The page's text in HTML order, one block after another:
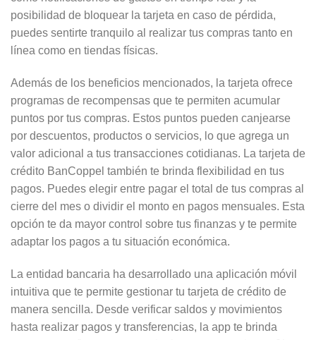
posibilidad de bloquear la tarjeta en caso de pérdida,
puedes sentirte tranquilo al realizar tus compras tanto en
línea como en tiendas físicas.
Además de los beneficios mencionados, la tarjeta ofrece
programas de recompensas que te permiten acumular
puntos por tus compras. Estos puntos pueden canjearse
por descuentos, productos o servicios, lo que agrega un
valor adicional a tus transacciones cotidianas. La tarjeta de
crédito BanCoppel también te brinda flexibilidad en tus
pagos. Puedes elegir entre pagar el total de tus compras al
cierre del mes o dividir el monto en pagos mensuales. Esta
opción te da mayor control sobre tus finanzas y te permite
adaptar los pagos a tu situación económica.
La entidad bancaria ha desarrollado una aplicación móvil
intuitiva que te permite gestionar tu tarjeta de crédito de
manera sencilla. Desde verificar saldos y movimientos
hasta realizar pagos y transferencias, la app te brinda